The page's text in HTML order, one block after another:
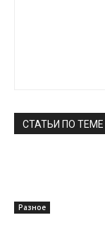
СТАТЬИ ПО ТЕМЕ
Разное